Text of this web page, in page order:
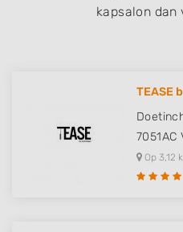
kapsalon dan
TEASE
7051AC
Op 3,12